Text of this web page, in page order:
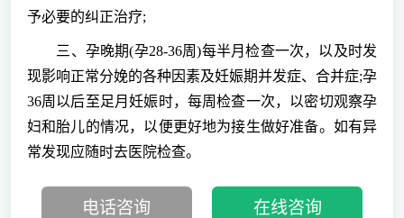
予必要的纠正治疗;
三、孕晚期(孕28-36周)每半月检查一次，以及时发
现影响正常分娩的各种因素及妊娠期并发症、合并症;孕
36周以后至足月妊娠时，每周检查一次，以密切观察孕
妇和胎儿的情况，以便更好地为接生做好准备。如有异
常发现应随时去医院检查。
电话咨询 在线咨询